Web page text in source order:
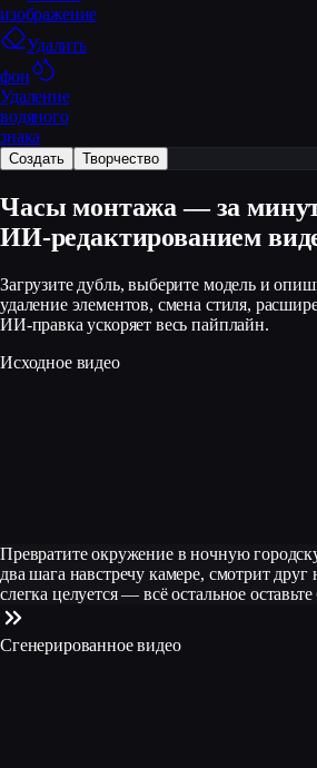
изображение
Удалить
фон
Удаление
водяного
знака
Создать Творчество
Часы монтажа — за
ИИ‑редактированием
Загрузите дубль, выберите модель и
удаление элементов, смена стиля,
ИИ‑правка ускоряет весь пайплайн.
Исходное видео
Превратите окружение в ночную
два шага навстречу камере, смотрит друг
слегка целуется — всё остальное
Сгенерированное видео